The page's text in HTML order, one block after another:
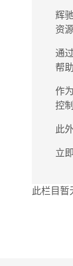
辉
资
通
帮
作
控
此
立
此栏目暂